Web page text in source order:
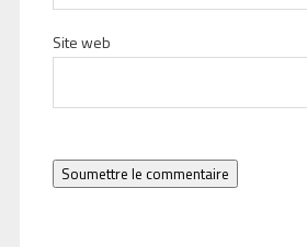
Site web
Soumettre le commentaire